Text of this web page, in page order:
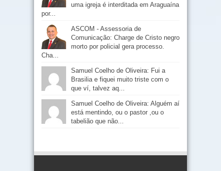
uma igreja é interditada em Araguaína
por...
ASCOM - Assessoria de
Comunicação: Charge de Cristo negro
morto por policial gera processo.
Cha...
Samuel Coelho de Oliveira: Fui a
Brasilia e fiquei muito triste com o
que ví, talvez aq...
Samuel Coelho de Oliveira: Alguém aí
está mentindo, ou o pastor ,ou o
tabelião que não...